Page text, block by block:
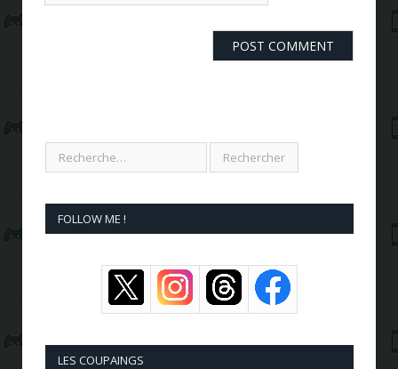
FOLLOW ME !
LES COUPAINGS